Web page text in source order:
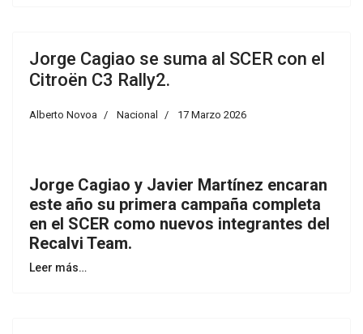
Jorge Cagiao se suma al SCER con el
Citroën C3 Rally2.
Alberto Novoa Nacional 17 Marzo 2026
Jorge Cagiao y Javier Martínez encaran
este año su primera campaña completa
en el SCER como nuevos integrantes del
Recalvi Team.
Leer más…